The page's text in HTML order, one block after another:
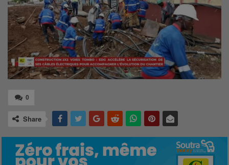
0
Share